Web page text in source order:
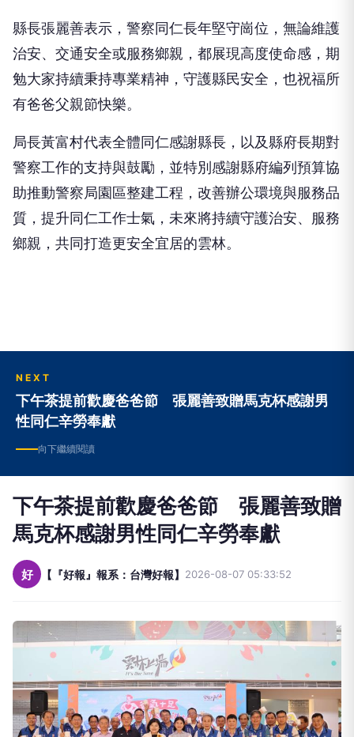
縣長張麗善表示，警察同仁長年堅守崗位，無論維護
治安、交通安全或服務鄉親，都展現高度使命感，期
勉大家持續秉持專業精神，守護縣民安全，也祝福所
有爸爸父親節快樂。
局長黃富村代表全體同仁感謝縣長，以及縣府長期對
警察工作的支持與鼓勵，並特別感謝縣府編列預算協
助推動警察局園區整建工程，改善辦公環境與服務品
質，提升同仁工作士氣，未來將持續守護治安、服務
鄉親，共同打造更安全宜居的雲林。
NEXT
下午茶提前歡慶爸爸節 張麗善致贈馬克杯感謝男
性同仁辛勞奉獻
向下繼續閱讀
下午茶提前歡慶爸爸節 張麗善致贈
馬克杯感謝男性同仁辛勞奉獻
好 【『好報』報系：台灣好報】 2026-08-07 05:33:52